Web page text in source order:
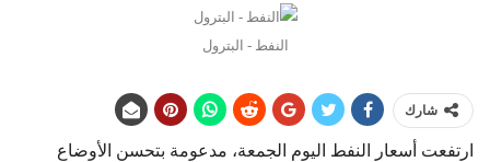
النفط - البترول
شارك
ارتفعت أسعار النفط اليوم الجمعة، مدعومة بتحسن الأوضاع